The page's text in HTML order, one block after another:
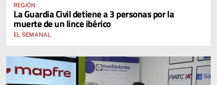
REGIÓN
La Guardia Civil detiene a 3 personas por la
muerte de un lince ibérico
EL SEMANAL